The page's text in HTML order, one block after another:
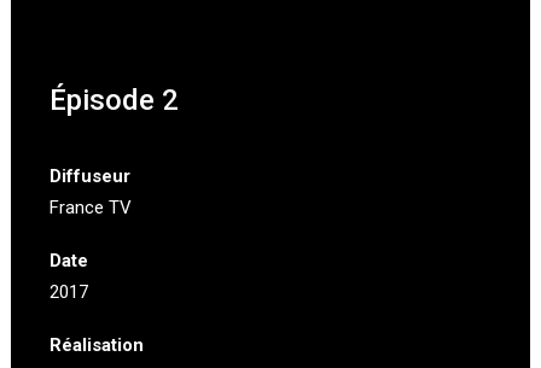
Épisode 2
Diffuseur
France TV
Date
2017
Réalisation